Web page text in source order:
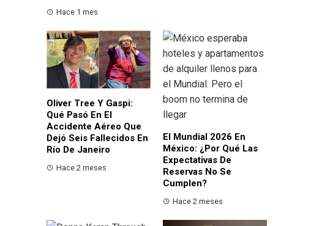
Hace 1 mes
Oliver Tree Y Gaspi:
Qué Pasó En El
Accidente Aéreo Que
Dejó Seis Fallecidos En
Río De Janeiro
Hace 2 meses
El Mundial 2026 En
México: ¿por Qué Las
Expectativas De
Reservas No Se
Cumplen?
Hace 2 meses